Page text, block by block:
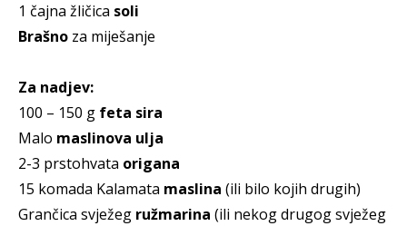
1 čajna žličica soli
Brašno za miješanje
Za nadjev:
100 – 150 g feta sira
Malo maslinova ulja
2-3 prstohvata origana
15 komada Kalamata maslina (ili bilo kojih drugih)
Grančica svježeg ružmarina (ili nekog drugog svježeg